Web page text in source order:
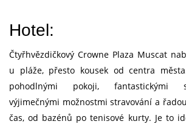
Hotel:
Čtyřhvězdičkový Crowne Plaza Muscat
u pláže, přesto kousek od centra
pohodlnými pokoji, fantastickými
výjimečnými možnostmi stravování a
čas, od bazénů po tenisové kurty. Je to